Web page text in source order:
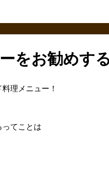
をお勧めす
理メニュー！
てことは